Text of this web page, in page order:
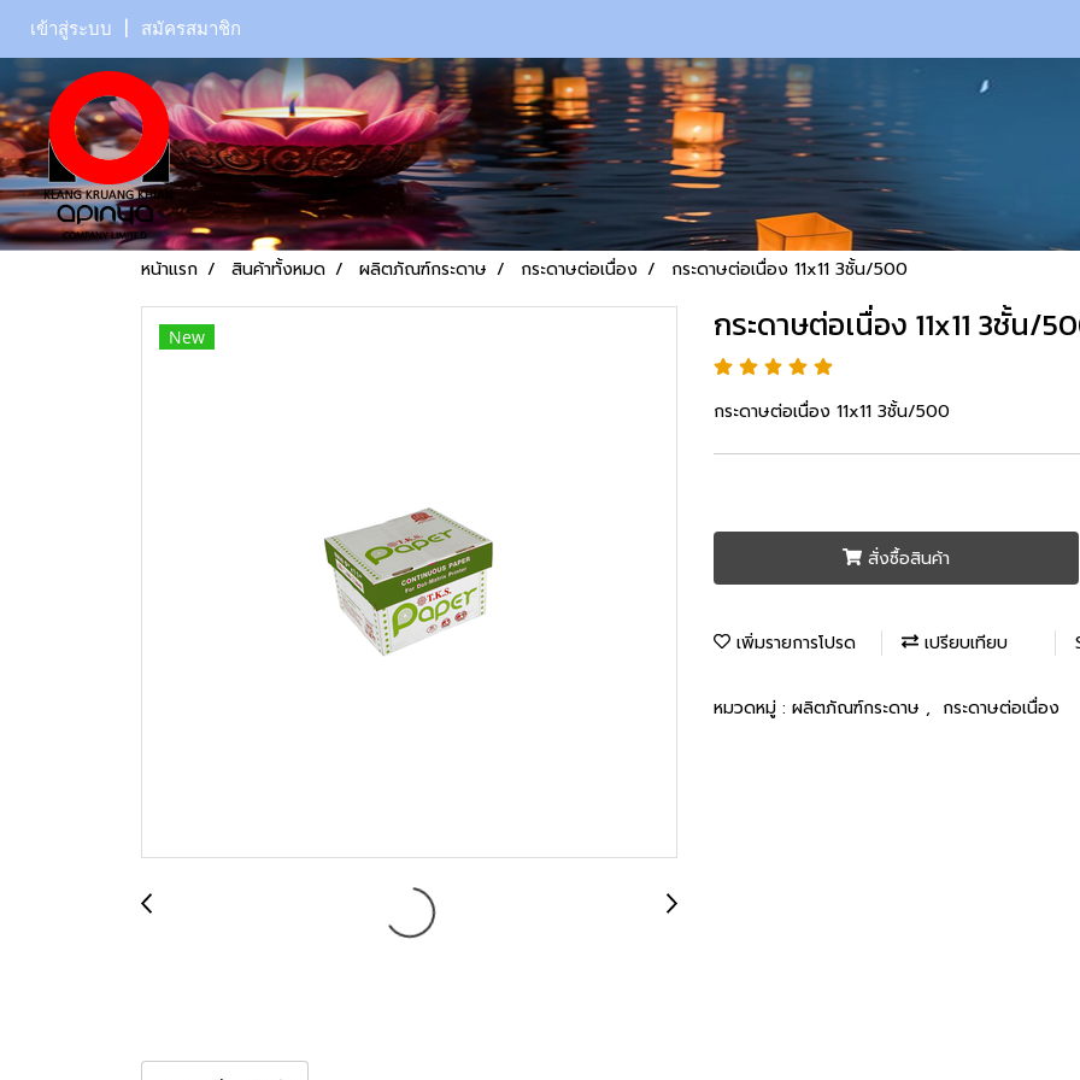
เข้าสู่ระบบ สมัครสมาชิก
หน้าแรก สินค้าทั้งหมด ผลิตภัณฑ์กระดาษ กระดาษต่อเนื่อง กระดาษต่อเนื่อง 11x11 3ชั้น/500
New กระดาษต่อเนื่อง 11x11 3ชั้น/
กระดาษต่อเนื่อง 11x11 3ชั้น/500
สั่งซื้อสินค้า
เพิ่มรายการโปรด เปรียบเทียบ
หมวดหมู่ : ผลิตภัณฑ์กระดาษ , กระดาษต่อเนื่อง